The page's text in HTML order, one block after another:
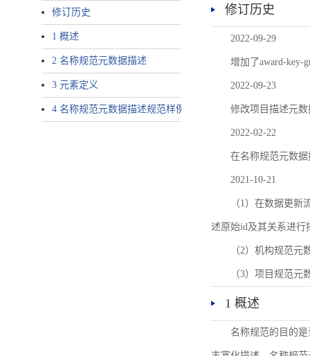
修订历史
1 概述
2 名称规范元数据描述
3 元素定义
4 名称规范元数据描述规范样例
修订历史
2022-09-29
增加了award-key-
2022-09-23
修改项目描述元
2022-02-22
在名称规范元数
2021-10-21
（1）在数据更
述原始id及其关系进行
（2）机构规范元
（3）项目规范
1 概述
名称规范的目的